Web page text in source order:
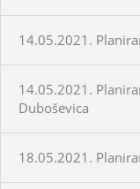
14.05.2021.
14.05.2021.
Duboševica
18.05.2021.